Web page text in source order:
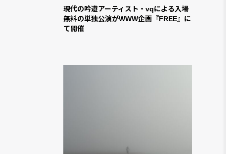
現代の吟遊アーティスト・vqによる入場
無料の単独公演がWWW企画『FREE』に
て開催